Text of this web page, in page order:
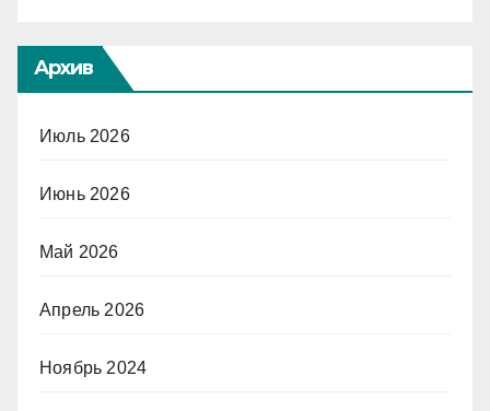
Архив
Июль 2026
Июнь 2026
Май 2026
Апрель 2026
Ноябрь 2024